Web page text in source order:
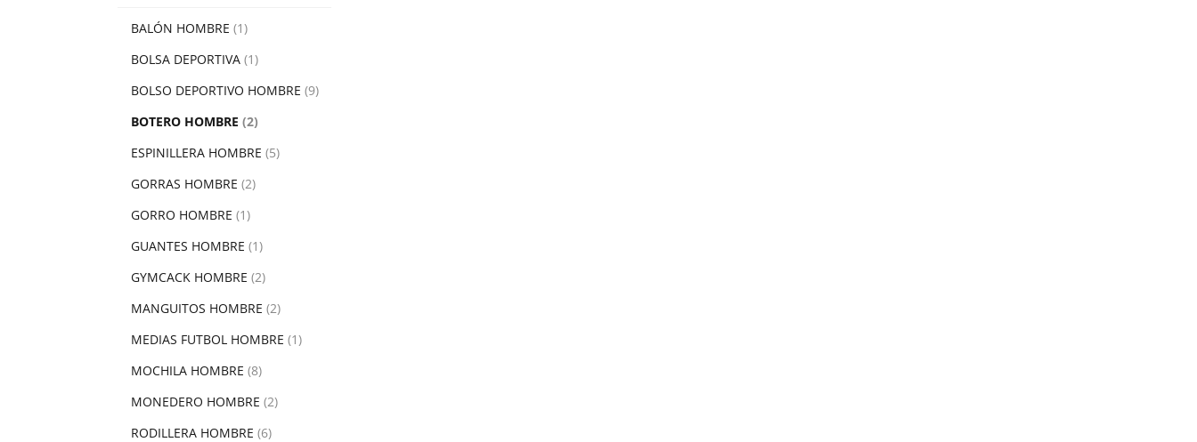
BALÓN HOMBRE (1)
BOLSA DEPORTIVA (1)
BOLSO DEPORTIVO HOMBRE (9)
BOTERO HOMBRE (2)
ESPINILLERA HOMBRE (5)
GORRAS HOMBRE (2)
GORRO HOMBRE (1)
GUANTES HOMBRE (1)
GYMCACK HOMBRE (2)
MANGUITOS HOMBRE (2)
MEDIAS FUTBOL HOMBRE (1)
MOCHILA HOMBRE (8)
MONEDERO HOMBRE (2)
RODILLERA HOMBRE (6)